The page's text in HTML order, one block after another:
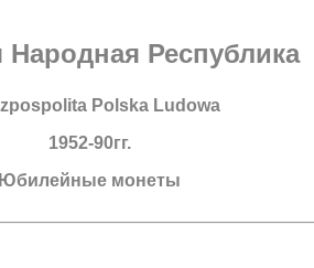
Народная Республика
Polska Ludowa
1952-90гг.
Юбилейные монеты